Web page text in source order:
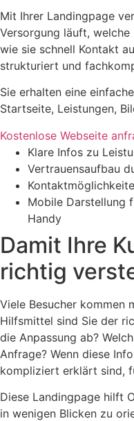
Mit Ihrer Landingpage
Versorgung läuft, welche
wie sie schnell Kontakt
strukturiert und
Sie erhalten eine
Startseite, Leistungen,
Kostenlose Webseite
Klare Infos zu
Vertrauensaufbau
Mobile Darstellung
Handy
Damit Ihre
richtig
Viele Besucher kommen
Hilfsmittel sind Sie der
die Anpassung ab?
Anfrage? Wenn diese
kompliziert erklärt sind,
Diese Landingpage hilft
in wenigen Blicken zu